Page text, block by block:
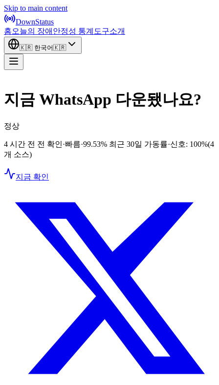
Skip to main content
DownStatus
홈오늘의 장애 안정성 통계 도구소개
🇰🇷 한국어🇰🇷
지금 WhatsApp 다운됐나요?
정상
4 시간 전 전 확인·빠름·99.53% 최근 30일 가동률·신호: 100%(4
개 소스)
지금 확인